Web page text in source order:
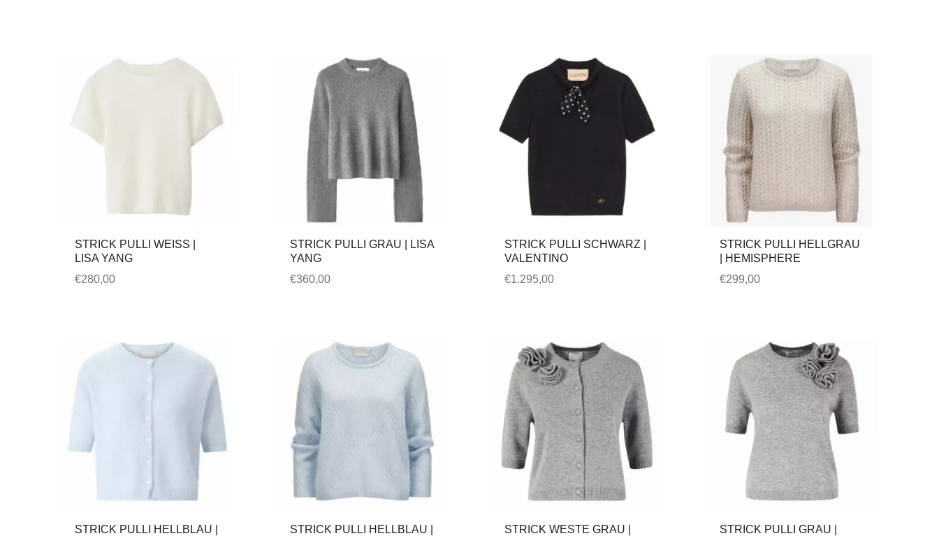
STRICK PULLI WEISS |
LISA YANG
€280,00
STRICK PULLI GRAU | LISA
YANG
€360,00
STRICK PULLI SCHWARZ |
VALENTINO
€1.295,00
STRICK PULLI HELLGRAU
| HEMISPHERE
€299,00
STRICK PULLI HELLBLAU |
STRICK PULLI HELLBLAU |
STRICK WESTE GRAU |
STRICK PULLI GRAU |